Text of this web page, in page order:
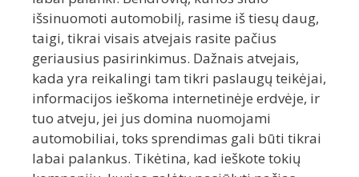
išsinuomoti automobilį, rasime iš tiesų daug,
taigi, tikrai visais atvejais rasite pačius
geriausius pasirinkimus. Dažnais atvejais,
kada yra reikalingi tam tikri paslaugų teikėjai,
informacijos ieškoma internetinėje erdvėje, ir
tuo atveju, jei jus domina nuomojami
automobiliai, toks sprendimas gali būti tikrai
labai palankus. Tikėtina, kad ieškote tokių